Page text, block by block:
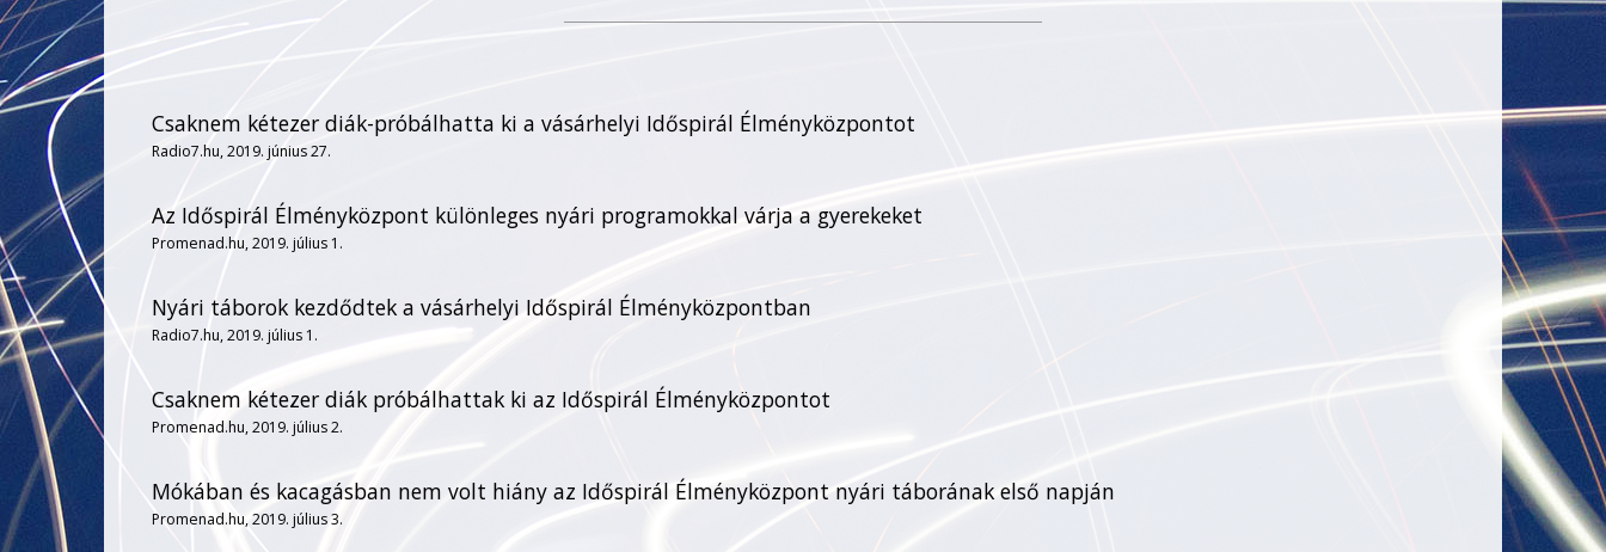
Csaknem kétezer diák-próbálhatta ki a vásárhelyi Időspirál Élményközpontot
Radio7.hu, 2019. június 27.
Az Időspirál Élményközpont különleges nyári programokkal várja a gyerekeket
Promenad.hu, 2019. július 1.
Nyári táborok kezdődtek a vásárhelyi Időspirál Élményközpontban
Radio7.hu, 2019. július 1.
Csaknem kétezer diák próbálhattak ki az Időspirál Élményközpontot
Promenad.hu, 2019. július 2.
Mókában és kacagásban nem volt hiány az Időspirál Élményközpont nyári táborának első napján
Promenad.hu, 2019. július 3.